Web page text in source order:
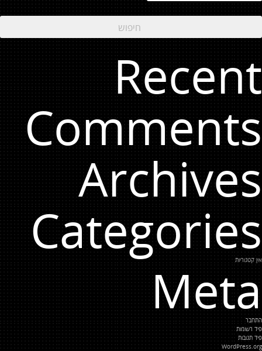
Recent
Comments
Archives
Categories
אין קטגוריות
Meta
התחבר
פיד רשומות
פיד תגובות
WordPress.org